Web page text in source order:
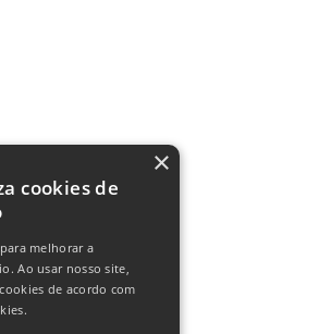
cookies de
melhorar a
Ao usar nosso site,
de acordo com
×